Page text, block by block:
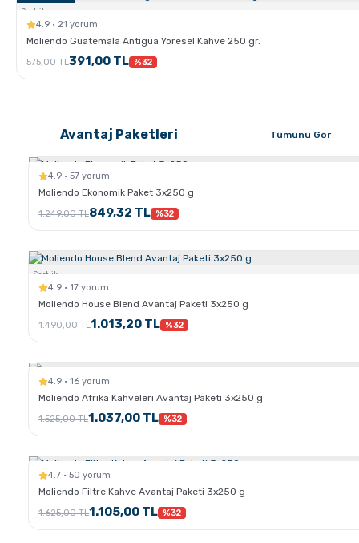
Sertlik:
4.9 · 21 yorum
Moliendo Guatemala Antigua Yöresel Kahve 250 gr.
575,00 TL391,00 TL %32
Avantaj Paketleri Tümünü Gör
4.9 · 57 yorum
Moliendo Ekonomik Paket 3x250 g
1.249,00 TL849,32 TL %32
Sertlik:
4.9 · 17 yorum
Moliendo House Blend Avantaj Paketi 3x250 g
1.490,00 TL1.013,20 TL %32
4.9 · 16 yorum
Moliendo Afrika Kahveleri Avantaj Paketi 3x250 g
1.525,00 TL1.037,00 TL %32
4.7 · 50 yorum
Moliendo Filtre Kahve Avantaj Paketi 3x250 g
1.625,00 TL1.105,00 TL %32